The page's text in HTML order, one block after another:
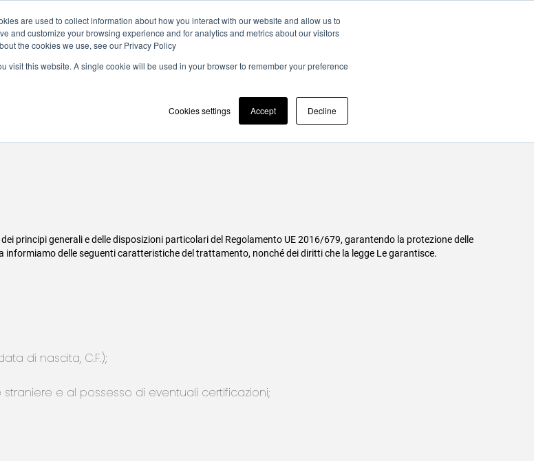
are used to collect information about how you interact with our website and allow us to
and customize your browsing experience and for analytics and metrics about our visitors
the cookies we use, see our Privacy Policy
visit this website. A single cookie will be used in your browser to remember your preference
Cookies settings Accept Decline
Technology How we work
dei dati personali
principi generali e delle disposizioni particolari del Regolamento UE 2016/679, garantendo la protezione delle
delle seguenti caratteristiche del trattamento, nonché dei diritti che la legge Le garantisce.
di nascita, C.F.);
e al possesso di eventuali certificazioni;